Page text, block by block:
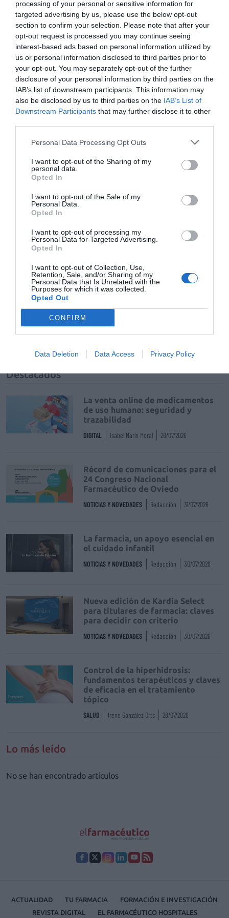
processing of your personal or sensitive information for
targeted advertising by us, please use the below opt-out
section to confirm your selection. Please note that after your
opt-out request is processed you may continue seeing
interest-based ads based on personal information utilized by
us or personal information disclosed to third parties prior to
your opt-out. You may separately opt-out of the further
disclosure of your personal information by third parties on the
IAB’s list of downstream participants. This information may
also be disclosed by us to third parties on the IAB’s List of
Downstream Participants that may further disclose it to other
Personal Data Processing Opt Outs
I want to opt-out of the Sharing of my
personal data.
Opted In
I want to opt-out of the Sale of my
Personal Data.
Opted In
I want to opt-out of processing my
Personal Data for Targeted Advertising.
Opted In
I want to opt-out of Collection, Use,
Retention, Sale, and/or Sharing of my
Personal Data that Is Unrelated with the
Purposes for which it was collected.
Opted Out
CONFIRM
Data Deletion Data Access Privacy Policy
difícil acceso al medicamento.
Paralelamente, OMFE está contribuyendo a la
sostenibilidad de los sistemas sanitarios de 52 países
con dificultades de acceso al medicamento. El Grupo
Cofares, y su Fundación, y OMFE, son miembros
permanentes de la Red Mundial sobre el Pacto de
Naciones Unidas, habiendo recibido numerosos
reconocimientos por su política internacional de RSC.
Cada año OMFE destina un 5% de las ventas a acciones
sociales en forma de donaciones de medicamentos a
nivel internacional en países como Ucrania, Haití o
internacional a todas las misiones de emergencias
llevadas a cabo por el ejército español o Cruz Roja
Internacional en los últimos años: Afganistán, Haití,
Siria, y otros países.
AñadirEl Farmacéuticocomo fuente preferida
de Google de forma gratuita
Mantente informado con las últimas noticias de actualidad.
Tags
África OMFE Cofares
Destacados
La venta online de medicamentos
de uso humano: seguridad y
trazabilidad
DIGITAL Isabel Marín Moral 28/07/2026
Récord de comunicaciones para el
24 Congreso Nacional
Farmacéutico de Oviedo
NOTICIAS Y NOVEDADES Redacción 31/07/2026
La farmacia, un apoyo esencial en
el cuidado infantil
NOTICIAS Y NOVEDADES Redacción 30/07/2026
Nueva edición de Kardia Select
para titulares de farmacia: claves
para decidir con criterio
NOTICIAS Y NOVEDADES Redacción 30/07/2026
Control de la hiperhidrosis:
fundamentos terapéuticos y claves
de eficacia en el tratamiento
tópico
SALUD Irene González Orts 28/07/2026
Lo más leído
No se han encontrado artículos
ACTUALIDAD TU FARMACIA
FORMACIÓN E INVESTIGACIÓN
REVISTA DIGITAL
EL FARMACÉUTICO HOSPITALES